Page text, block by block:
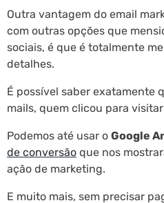
Outra vantagem do email
com outras opções que
sociais, é que é totalmente
detalhes.
É possível saber exatamente
mails, quem clicou para
Podemos até usar o Google
de conversão que nos
ação de marketing.
E muito mais, sem precisar